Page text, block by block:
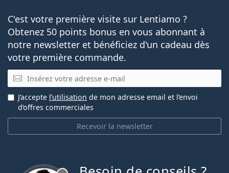
C'est votre première visite sur Lentiamo ?
Obtenez 50 points bonus en vous abonnant à
notre newsletter et bénéficiez d'un cadeau dès
votre première commande.
E-mail
Recevoir la newsletter
J’accepte l’utilisation de mon adresse email et l’envoi
d’offres commerciales